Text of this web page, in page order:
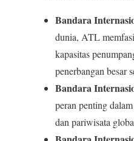
Bandara
dunia, ATL
kapasitas
penerbangan besar
Bandara
peran penting
dan pariwisata